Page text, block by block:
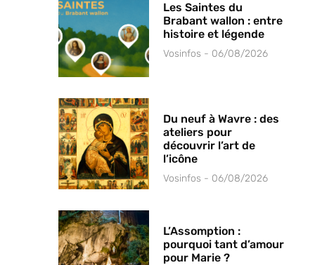
Les Saintes du
Brabant wallon : entre
histoire et légende
Vosinfos 06/08/2026
Du neuf à Wavre : des
ateliers pour
découvrir l’art de
l’icône
Vosinfos 06/08/2026
L’Assomption :
pourquoi tant d’amour
pour Marie ?